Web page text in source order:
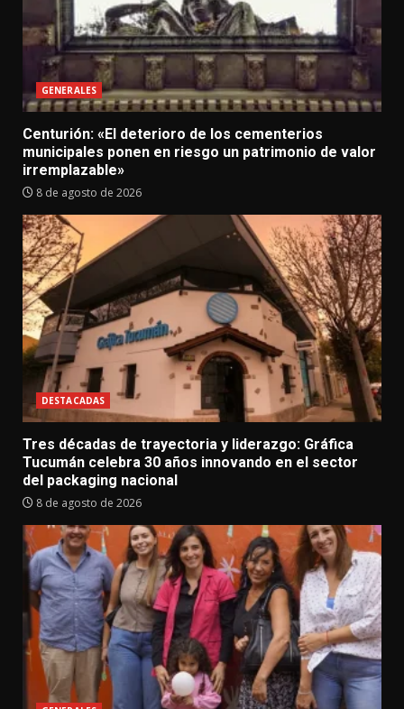
GENERALES
Centurión: «El deterioro de los cementerios
municipales ponen en riesgo un patrimonio de valor
irremplazable»
8 de agosto de 2026
DESTACADAS
Tres décadas de trayectoria y liderazgo: Gráfica
Tucumán celebra 30 años innovando en el sector
del packaging nacional
8 de agosto de 2026